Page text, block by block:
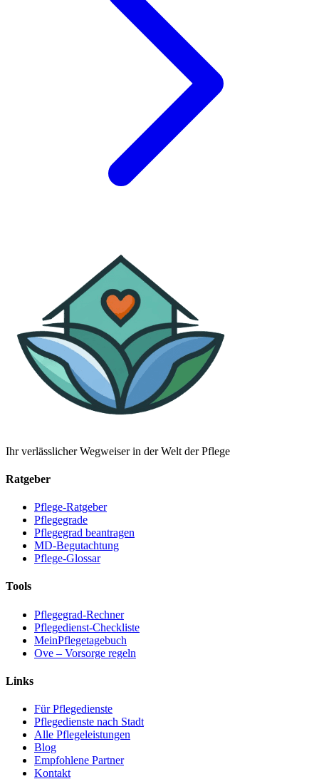
Ihr verlässlicher Wegweiser in der Welt der Pflege
Ratgeber
Pflege-Ratgeber
Pflegegrade
Pflegegrad beantragen
MD-Begutachtung
Pflege-Glossar
Tools
Pflegegrad-Rechner
Pflegedienst-Checkliste
MeinPflegetagebuch
Ove – Vorsorge regeln
Links
Für Pflegedienste
Pflegedienste nach Stadt
Alle Pflegeleistungen
Blog
Empfohlene Partner
Kontakt